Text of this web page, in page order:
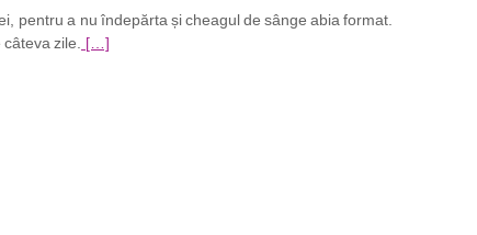
pentru a nu îndepărta și cheagul de sânge abia format.
zile. […]